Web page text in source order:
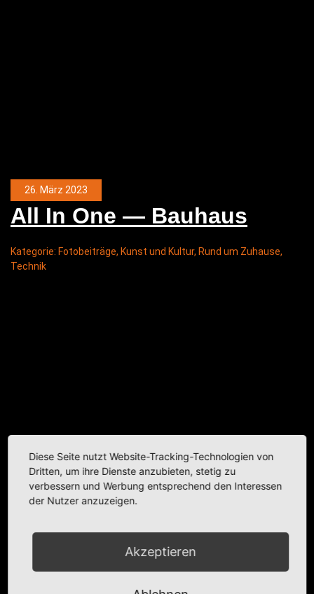
26. März 2023
All In One — Bauhaus
Kategorie: Fotobeiträge, Kunst und Kultur, Rund um Zuhause,
Technik
Diese Seite nutzt Website-Tracking-Technologien von
Dritten, um ihre Dienste anzubieten, stetig zu
verbessern und Werbung entsprechend den Interessen
der Nutzer anzuzeigen.
Akzeptieren